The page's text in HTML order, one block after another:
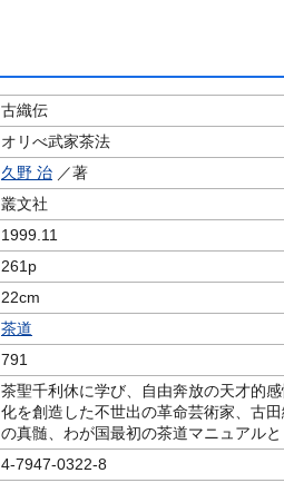
古織伝
オリべ武家茶法
久野 治 ／著
叢文社
1999.11
261p
22cm
茶道
791
茶聖千利休に学び、自由奔放の天才的
化を創造した不世出の革命芸術家、古
の真髄、わが国最初の茶道マニュアル
4-7947-0322-8